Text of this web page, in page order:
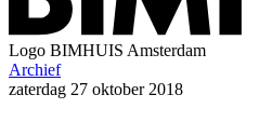
Logo BIMHUIS Amsterdam
Archief
zaterdag 27 oktober 2018